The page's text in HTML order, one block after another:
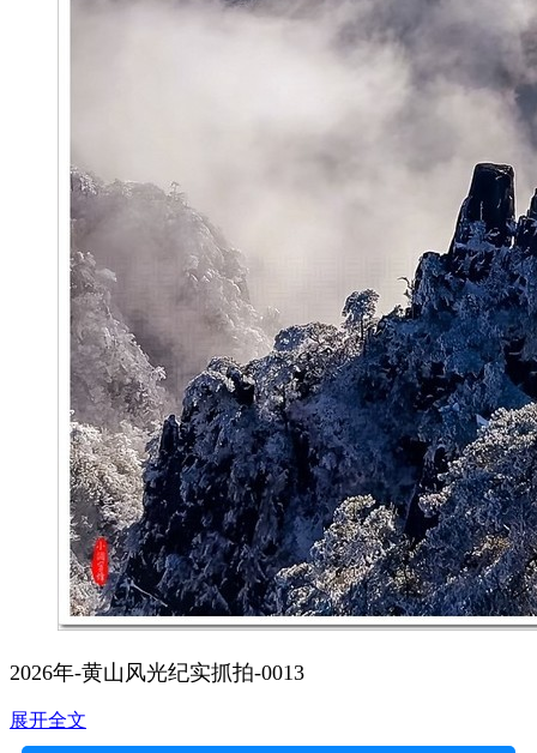
2026年-黄山风光纪实抓拍-0013
展开全文